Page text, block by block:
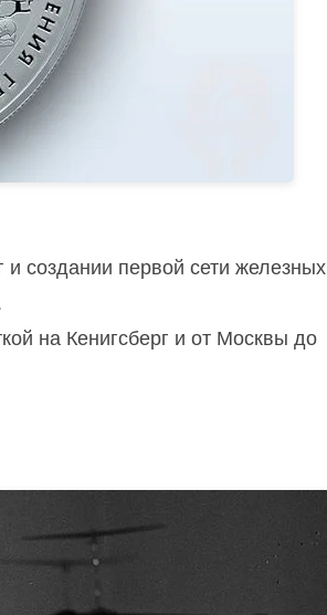
создании первой сети железных
на Кенигсберг и от Москвы до